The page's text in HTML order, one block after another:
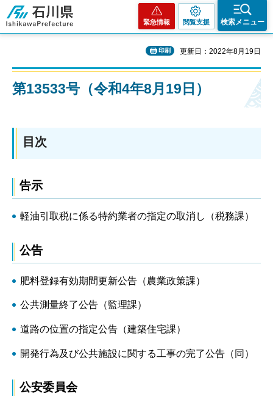
石川県
緊急情報 閲覧支援 検索メニュー
印刷 更新日：2022年8月19日
第13533号（令和4年8月19日）
目次
告示
軽油引取税に係る特約業者の指定の取消し（税務課）
公告
肥料登録有効期間更新公告（農業政策課）
公共測量終了公告（監理課）
道路の位置の指定公告（建築住宅課）
開発行為及び公共施設に関する工事の完了公告（同）
公安委員会